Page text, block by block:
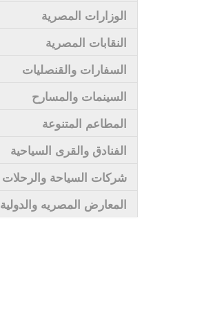
الوزارات المصرية
النقابات المصرية
السفارات والقنصليات
السينمات والمسارح
المطاعم المتنوعة
الفنادق والقرى السياحية
شركات السياحة والرحلات
المعارض المصريه والدولية